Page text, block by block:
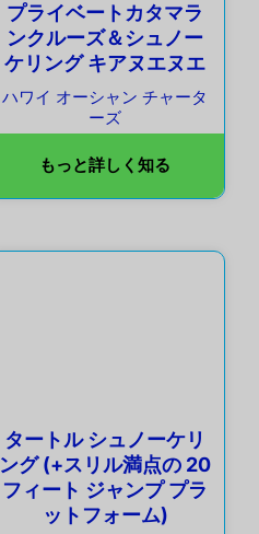
プライベートカタマラ
ンクルーズ＆シュノー
ケリング キアヌエヌエ
ハワイ オーシャン チャータ
ーズ
もっと詳しく知る
タートル シュノーケリ
ング (+スリル満点の 20
フィート ジャンプ プラ
ットフォーム)